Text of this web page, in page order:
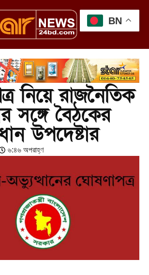
নিয়ে রাজনৈতিক
সঙ্গে বৈঠকের
উপদেষ্টার
৬:৪৬ অপরাহ্ণ
BN